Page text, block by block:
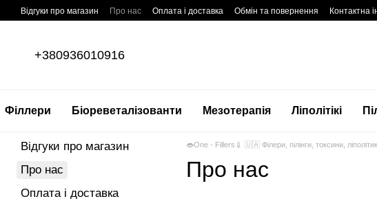
Перейти до основного контенту
Відгуки про магазин Про нас Оплата і доставка Обмін та повернення Контактна
+380936010916
Філлери Біореветалізованти Мезотерапія Ліполітікі
👄One - Fillers💉 🇺🇦 Філери, пілінги, токсини,
Про нас
Відгуки про магазин
Про нас
Оплата і доставка